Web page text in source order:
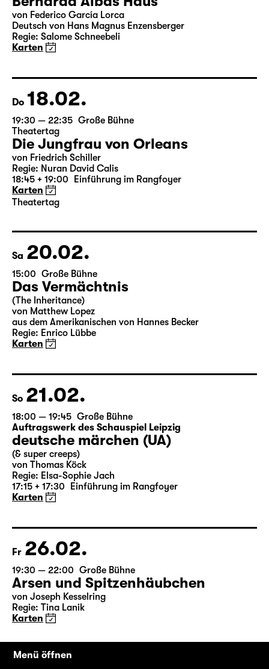
So 07.02.
18:00 Große Bühne
Bernarda Albas Haus
Regie: Salome Schneebeli
Karten
Do 18.02.
19:30 — 22:35 Große Bühne
Theatertag
Die Jungfrau von Orleans
von Friedrich Schiller
Karten
Theatertag
Sa 20.02.
15:00 Große Bühne
Das Vermächtnis
(The Inheritance)
Regie: Enrico Lübbe
Karten
So 21.02.
18:00 — 19:45 Große Bühne
Auftragswerk des Schauspiel Leipzig
deutsche märchen (UA)
(& super creeps)
17:15 + 17:30 Einführung im Rangfoyer
Karten
Fr 26.02.
19:30 — 22:00
Arsen und Spitzenhäubchen
von Joseph Kesselring
Regie: Tina Lanik
Menü öffnen